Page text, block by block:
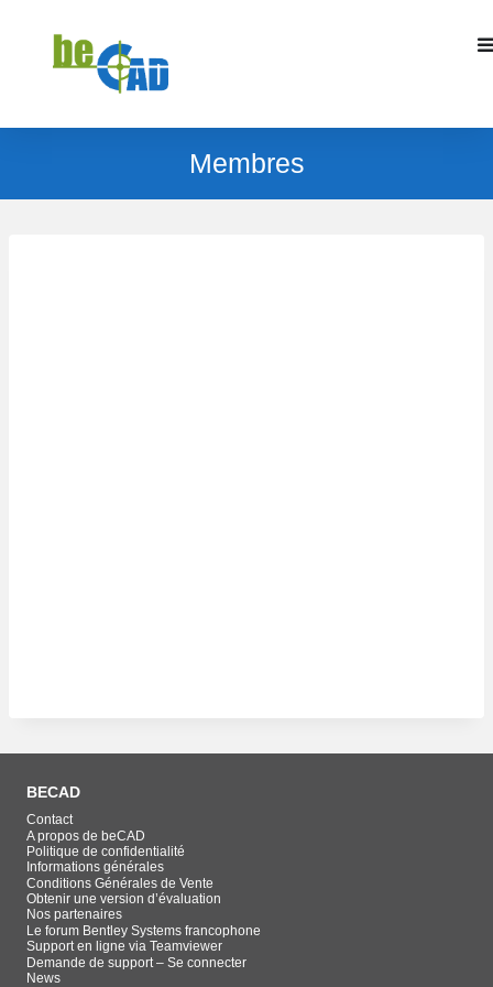
Membres
BECAD
Contact
A propos de beCAD
Politique de confidentialité
Informations générales
Conditions Générales de Vente
Obtenir une version d’évaluation
Nos partenaires
Le forum Bentley Systems francophone
Support en ligne via Teamviewer
Demande de support – Se connecter
News